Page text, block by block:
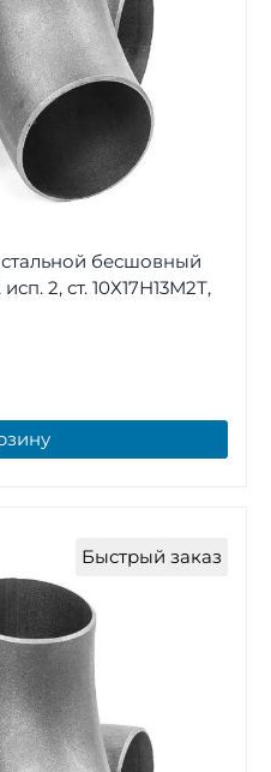
бесшовный
2, ст. 10Х17Н13М2Т,
Быстрый заказ